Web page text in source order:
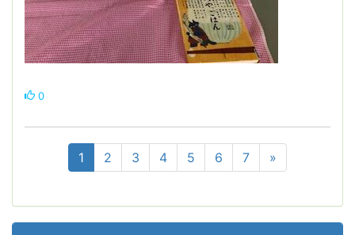
0
1 2 3 4 5 6 7 »